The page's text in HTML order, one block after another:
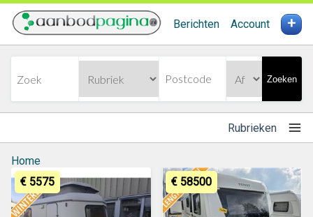
Berichten Account +
Zoeken
Rubrieken
Home
€ 5575 € 58500